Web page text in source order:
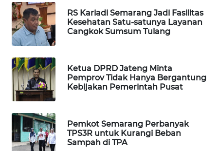
RS Kariadi Semarang Jadi Fasilitas
Kesehatan Satu-satunya Layanan
Cangkok Sumsum Tulang
Ketua DPRD Jateng Minta
Pemprov Tidak Hanya Bergantung
Kebijakan Pemerintah Pusat
Pemkot Semarang Perbanyak
TPS3R untuk Kurangi Beban
Sampah di TPA
WAHANA
UMKM
SELEB
WAHANA
PERSONA
WAHANA
OTOMOTIF